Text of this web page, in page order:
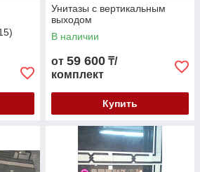
Унитазы с вертикальным
выходом
В наличии
от 59 600 ₸/
комплект
Купить